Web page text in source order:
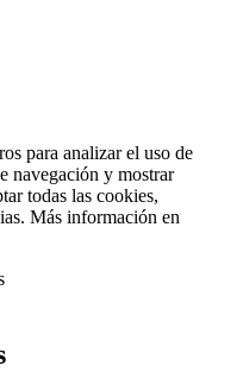
para analizar el uso de
navegación y mostrar
todas las cookies,
Más información en